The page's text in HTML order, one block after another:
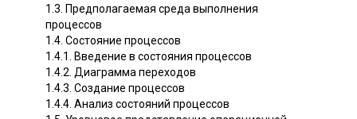
1.3. Предполагаемая среда выполнения
процессов
1.4. Состояние процессов
1.4.1. Введение в состояния процессов
1.4.2. Диаграмма переходов
1.4.3. Создание процессов
1.4.4. Анализ состояний процессов